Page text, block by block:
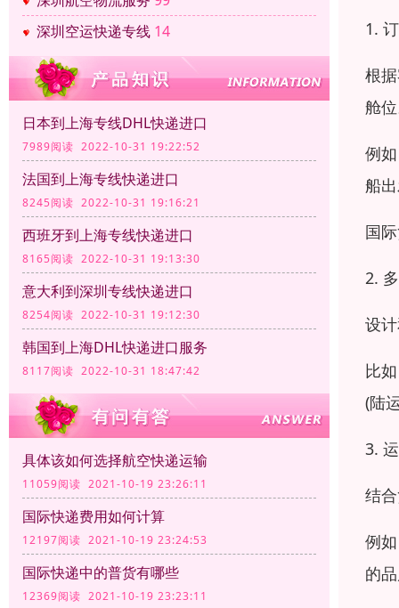
深圳空运快递专线 14
日本到上海专线DHL快递进口
7989阅读 2022-10-31 19:22:52
法国到上海专线快递进口
8245阅读 2022-10-31 19:16:21
西班牙到上海专线快递进口
8165阅读 2022-10-31 19:13:30
意大利到深圳专线快递进口
8254阅读 2022-10-31 19:12:30
韩国到上海DHL快递进口服务
8117阅读 2022-10-31 18:47:42
具体该如何选择航空快递运输
11059阅读 2021-10-19 23:26:11
国际快递费用如何计算
12197阅读 2021-10-19 23:24:53
国际快递中的普货有哪些
12369阅读 2021-10-19 23:23:11
1.
根
舱
例
船
国
2.
设
比
(陆
3.
结
例
的